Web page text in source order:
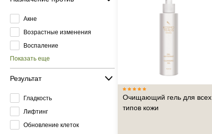
Акне
Возрастные изменения
Воспаление
Показать еще
Результат
Гладкость
Лифтинг
Обновление клеток
Очищающий гель для всех
типов кожи